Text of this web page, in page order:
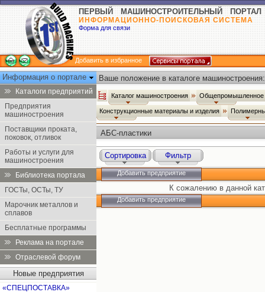
ПЕРВЫЙ МАШИНОСТРОИТЕЛЬНЫЙ ПОРТАЛ
ИНФОРМАЦИОННО-ПОИСКОВАЯ СИСТЕМА
Форма для связи
Добавить в избранное
Информация о портале
Каталоги предприятий
Предприятия
машиностроения
Поставщики проката,
поковок, отливок
Работы и услуги для
машиностроения
Библиотека портала
ГОСТы, ОСТы, ТУ
Марочник металлов и
сплавов
Бесплатные программы
Реклама на портале
Отраслевой форум
Новые предприятия
«СПЕЦПОСТАВКА»
Ваше положение в каталоге машиностроения:
Каталог машиностроения Общепромышленное
Конструкционные материалы и изделия
АБС-пластики
Сортировка Фильтр
Добавить предприятие
К сожалению в данной
Добавить предприятие